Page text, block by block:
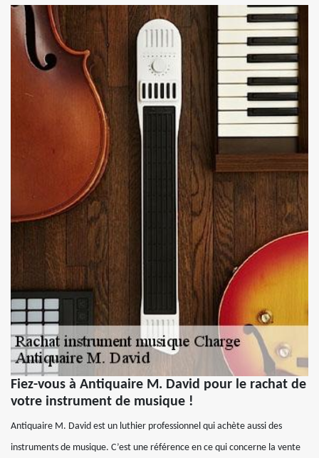
Fiez-vous à Antiquaire M. David pour le rachat de
votre instrument de musique !
Antiquaire M. David est un luthier professionnel qui achète aussi des
instruments de musique. C’est une référence en ce qui concerne la vente